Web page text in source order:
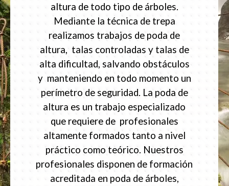
altura de todo tipo de árboles.
Mediante la técnica de trepa
realizamos trabajos de poda de
altura, talas controladas y talas de
alta dificultad, salvando obstáculos
y manteniendo en todo momento un
perímetro de seguridad. La poda de
altura es un trabajo especializado
que requiere de profesionales
altamente formados tanto a nivel
práctico como teórico. Nuestros
profesionales disponen de formación
acreditada en poda de árboles,